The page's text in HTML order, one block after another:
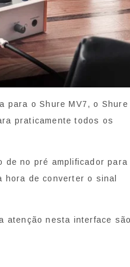
para o Shure MV7, o Shure
praticamente todos os
de no pré amplificador para
hora de converter o sinal
atenção nesta interface